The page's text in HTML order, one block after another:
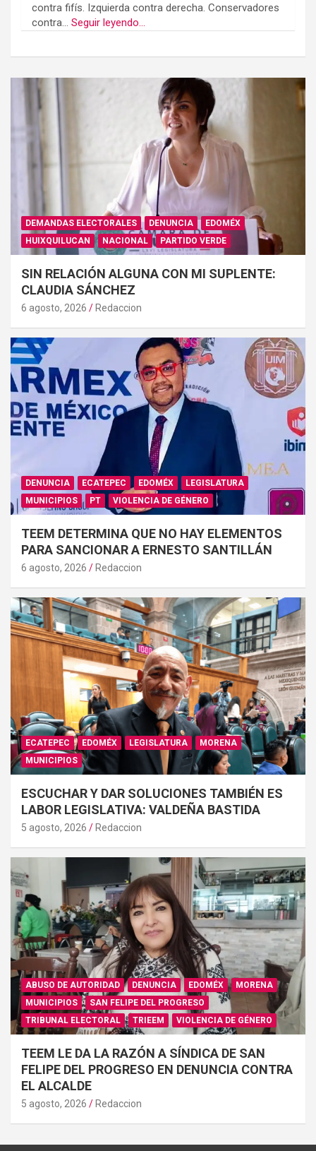
contra fifís. Izquierda contra derecha. Conservadores
contra... Seguir leyendo...
DEMANDAS ELECTORALES DENUNCIA
EDOMÉX
HUIXQUILUCAN
NACIONAL PARTIDO VERDE
SIN RELACIÓN ALGUNA CON MI SUPLENTE:
CLAUDIA SÁNCHEZ
6 agosto, 2026 Redaccion
DENUNCIA ECATEPEC EDOMÉX
LEGISLATURA
MUNICIPIOS
PT VIOLENCIA DE GÉNERO
TEEM DETERMINA QUE NO HAY ELEMENTOS
PARA SANCIONAR A ERNESTO SANTILLÁN
6 agosto, 2026 Redaccion
ECATEPEC EDOMÉX LEGISLATURA
MORENA
MUNICIPIOS
ESCUCHAR Y DAR SOLUCIONES TAMBIÉN ES
LABOR LEGISLATIVA: VALDEÑA BASTIDA
5 agosto, 2026 Redaccion
ABUSO DE AUTORIDAD DENUNCIA EDOMÉX
MORENA
MUNICIPIOS
SAN FELIPE DEL PROGRESO
TRIBUNAL ELECTORAL
TRIEEM VIOLENCIA DE GÉNERO
TEEM LE DA LA RAZÓN A SÍNDICA DE SAN
FELIPE DEL PROGRESO EN DENUNCIA CONTRA
EL ALCALDE
5 agosto, 2026 Redaccion